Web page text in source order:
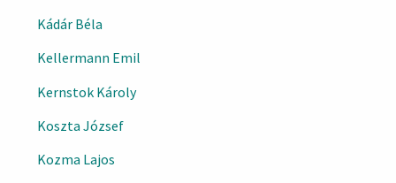
Kádár Béla
Kellermann Emil
Kernstok Károly
Koszta József
Kozma Lajos